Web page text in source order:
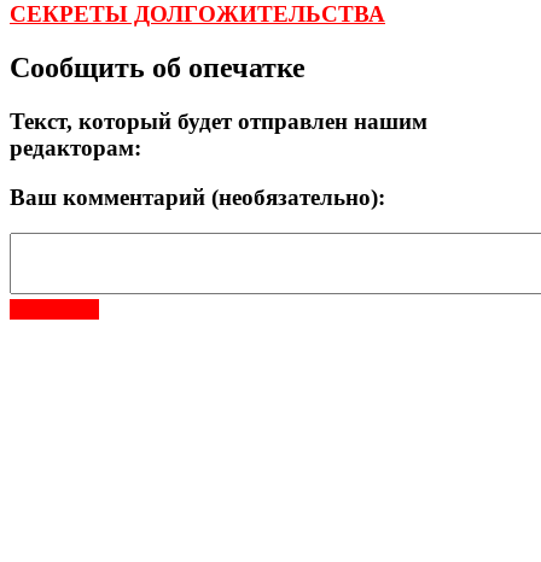
СЕКРЕТЫ ДОЛГОЖИТЕЛЬСТВА
Сообщить об опечатке
Текст, который будет отправлен нашим
редакторам:
Ваш комментарий (необязательно):